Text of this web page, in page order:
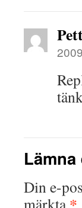
Din e-
märkta